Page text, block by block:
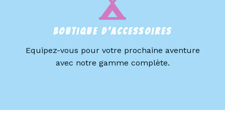
Boutique D’accessoires
Equipez-vous pour votre prochaine aventure
avec notre gamme complète.